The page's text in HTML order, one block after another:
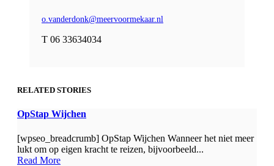
o.vanderdonk@meervoormekaar.nl
T 06 33634034
RELATED STORIES
OpStap Wijchen
[wpseo_breadcrumb] OpStap Wijchen Wanneer het niet meer
lukt om op eigen kracht te reizen, bijvoorbeeld...
Read More